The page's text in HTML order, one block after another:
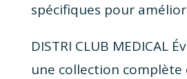
spécifiques pour
DISTRI CLUB MEDICAL
une collection complète